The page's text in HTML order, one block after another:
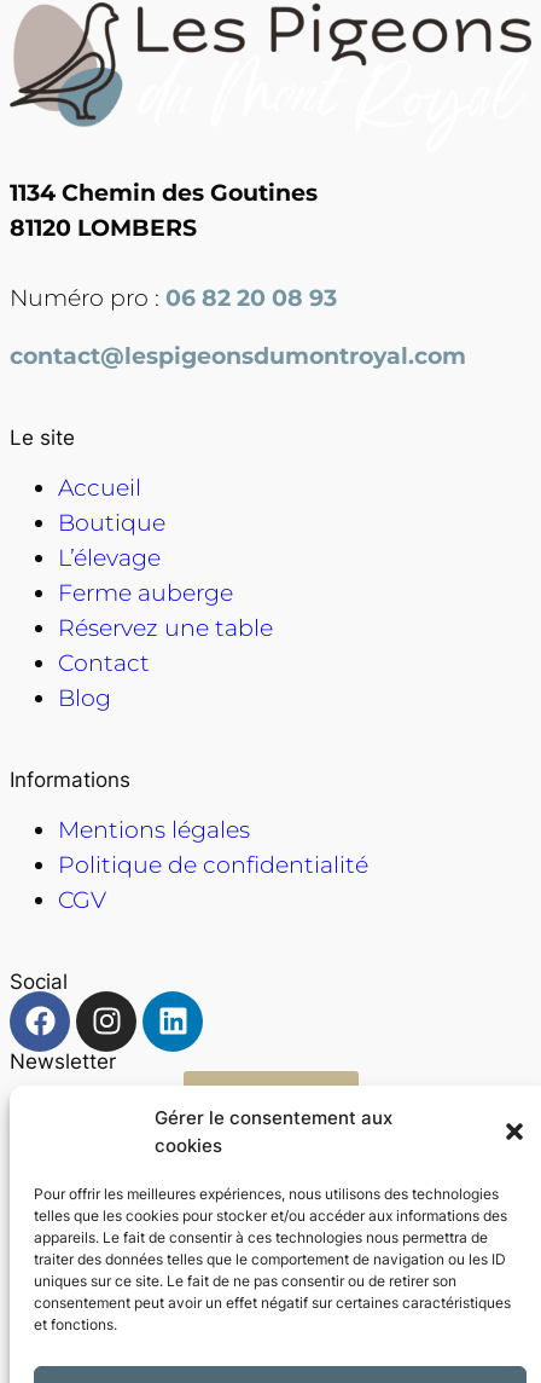
Gérer le consentement aux
cookies
Pour offrir les meilleures expériences, nous utilisons des technologies
telles que les cookies pour stocker et/ou accéder aux informations des
appareils. Le fait de consentir à ces technologies nous permettra de
traiter des données telles que le comportement de navigation ou les ID
uniques sur ce site. Le fait de ne pas consentir ou de retirer son
consentement peut avoir un effet négatif sur certaines caractéristiques
et fonctions.
1134 Chemin des Goutines
81120 LOMBERS
Numéro pro : 06 82 20 08 93
contact@lespigeonsdumontroyal.com
Le site
Accueil
Boutique
L’élevage
Ferme auberge
Réservez une table
Contact
Blog
Informations
Mentions légales
Politique de confidentialité
CGV
Social
Newsletter